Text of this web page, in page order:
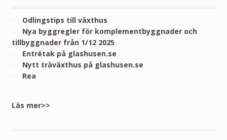
Odlingstips till växthus
Nya byggregler för komplementbyggnader och
tillbyggnader från 1/12 2025
Entrétak på glashusen.se
Nytt träväxthus på glashusen.se
Rea
Läs mer>>